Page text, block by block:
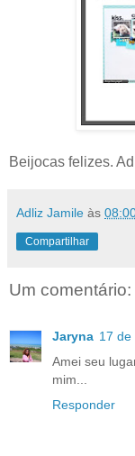
Beijocas felizes.
Adliz Jamile às
Compartilhar
Um comentário:
Jaryna 17 de
Amei seu
mim...
Responder